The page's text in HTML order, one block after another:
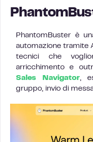
PhantomBuster è
automazione tramite
tecnici che
arricchimento e
Sales Navigator,
gruppo, invio di